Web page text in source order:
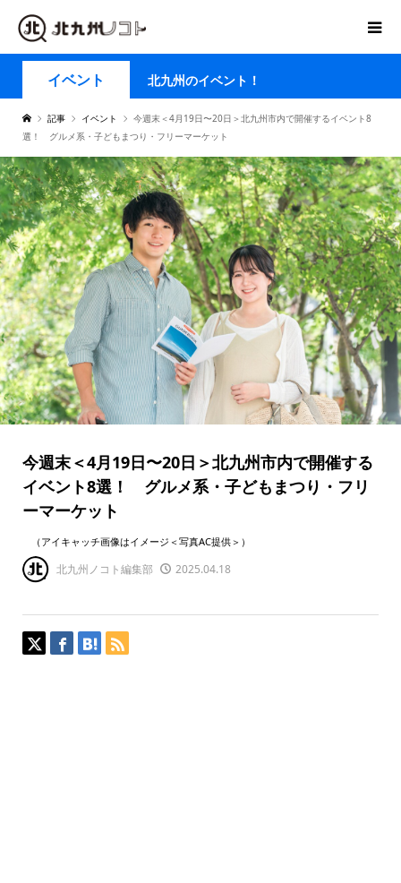
イベント 北九州のイベント！
記事 イベント
今週末＜4月19日〜20日＞北九州市内で開催するイベント8
選！ グルメ系・子どもまつり・フリーマーケット
今週末＜4月19日〜20日＞北九州市内で開催する
イベント8選！ グルメ系・子どもまつり・フリ
ーマーケット
（アイキャッチ画像はイメージ＜写真AC提供＞）
北九州ノコト編集部 2025.04.18